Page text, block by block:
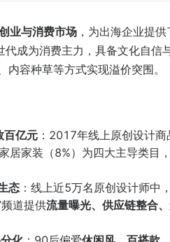
业与消费市场 ，为出海企业提
代成为消费主力，具备文化自
容种草等方式实现溢价突围。
百亿元 ：2017年线上原创设计
居家装（8%）为四大主导类目
态 ：线上近5万名原创设计师
道提供流量曝光、供应链整合